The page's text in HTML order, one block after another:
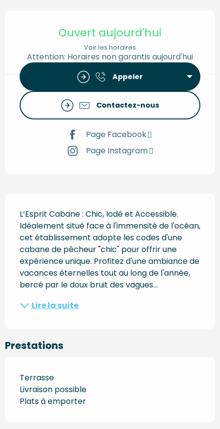
Ouvert aujourd'hui
Voir les horaires
Attention: Horaires non garantis aujourd'hui
Appeler
Contactez-nous
Page Facebook
Page Instagram
L’Esprit Cabane : Chic, Iodé et Accessible.
Idéalement situé face à l'immensité de l'océan,
cet établissement adopte les codes d'une
cabane de pêcheur "chic" pour offrir une
expérience unique. Profitez d'une ambiance de
vacances éternelles tout au long de l'année,
bercé par le doux bruit des vagues...
Lire la suite
Prestations
Terrasse
Livraison possible
Plats à emporter